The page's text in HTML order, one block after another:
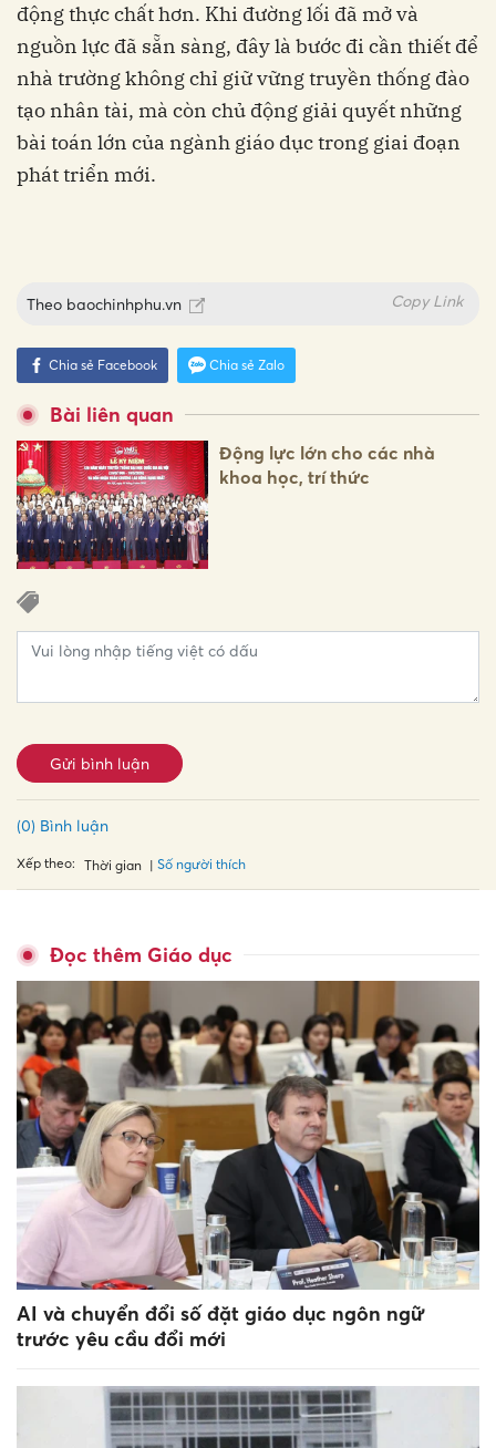
động thực chất hơn. Khi đường lối đã mở và
nguồn lực đã sẵn sàng, đây là bước đi cần thiết để
nhà trường không chỉ giữ vững truyền thống đào
tạo nhân tài, mà còn chủ động giải quyết những
bài toán lớn của ngành giáo dục trong giai đoạn
phát triển mới.
Theo baochinhphu.vn Copy Link
Chia sẻ Facebook Chia sẻ Zalo
Bài liên quan
Động lực lớn cho các nhà
khoa học, trí thức
Gửi bình luận
(0) Bình luận
Xếp theo: Thời gian Số người thích
Đọc thêm Giáo dục
AI và chuyển đổi số đặt giáo dục ngôn ngữ
trước yêu cầu đổi mới